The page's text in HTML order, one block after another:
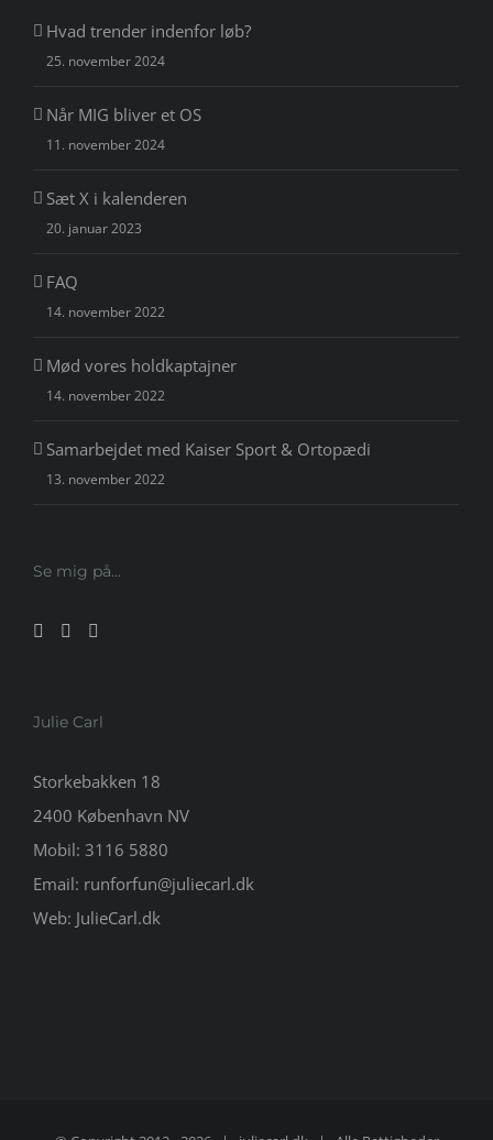
Hvad trender indenfor løb?
25. november 2024
Når MIG bliver et OS
11. november 2024
Sæt X i kalenderen
20. januar 2023
FAQ
14. november 2022
Mød vores holdkaptajner
14. november 2022
Samarbejdet med Kaiser Sport & Ortopædi
13. november 2022
Se mig på…
Julie Carl
Storkebakken 18
2400 København NV
Mobil: 3116 5880
Email: runforfun@juliecarl.dk
Web: JulieCarl.dk